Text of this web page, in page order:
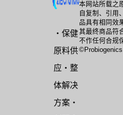
‧保健
原料供
应‧整
体解决
方案‧
本网站所载之
自复制、引用
品具有相同效
其最终商品符
不作任何合规